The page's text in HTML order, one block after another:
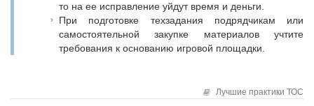
то на ее исправление уйдут время и деньги.
При подготовке техзадания подрядчикам или
самостоятельной закупке материалов учтите
требования к основанию игровой площадки.
Лучшие практики ТОС